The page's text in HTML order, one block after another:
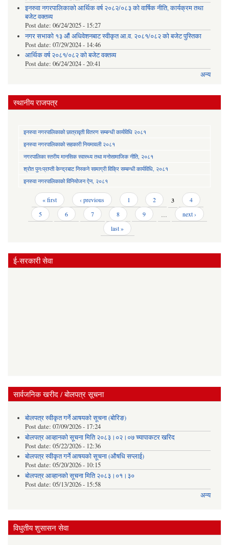
इनरुवा नगरपालिकाको आर्थिक वर्ष २०८२/०८३ को वार्षिक नीति, कार्यक्रम तथा
बजेट वक्तव्य
Post date: 06/24/2025 - 15:27
नगर सभाको १३ औं अधिवेशनबाट स्वीकृत आ.व. २०८१/०८२ को बजेट पुस्तिका
Post date: 07/29/2024 - 14:46
आर्थिक वर्ष २०८१/०८२ को बजेट वक्तव्य
Post date: 06/24/2024 - 20:41
अन्य
स्थानीय राजपत्र
इनरुवा नगरपालिकाको छात्रावृती वितरण सम्बन्धी कार्यविधि २०८१
इनरुवा नगरपालिकाको सहकारी नियमावली २०८१
नगरपालिका स्तरीय मानसिक स्वास्थ्य तथा मनोसामाजिक नीति, २०८१
श्रोत पुनःप्राप्ती केन्द्रबाट निस्कने सामाग्री विक्रि सम्बन्धी कार्यविधि, २०८१
इनरुवा नगरपालिकाको विनियोजन ऐन, २०८१
Pages « first ‹ previous 1 2 3
4
5
6 7 8 9 …
next ›
last »
ई-सरकारी सेवा
सार्वजनिक खरीद / बोलपत्र सूचना
बोलपत्र स्वीकृत गर्ने आषयको सूचना (बोरिङ)
Post date: 07/09/2026 - 17:24
बोलपत्र आव्हानको सूचना मिति २०८३।०२।०७ च्यापाकटर खरिद
Post date: 05/22/2026 - 12:36
बोलपत्र स्वीकृत गर्ने आषयको सूचना (औषधि सप्लाई)
Post date: 05/20/2026 - 10:15
बोलपत्र आव्हानको सूचना मिति २०८३।०१।३०
Post date: 05/13/2026 - 15:58
अन्य
विधुतीय शुसासन सेवा